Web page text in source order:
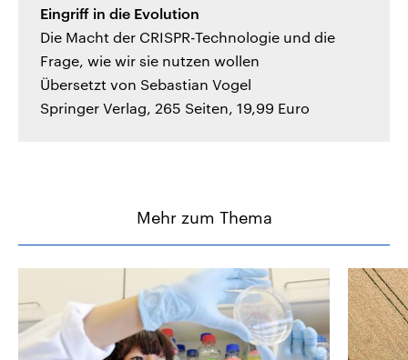
Eingriff in die Evolution
Die Macht der CRISPR-Technologie und die
Frage, wie wir sie nutzen wollen
Übersetzt von Sebastian Vogel
Springer Verlag, 265 Seiten, 19,99 Euro
Mehr zum Thema